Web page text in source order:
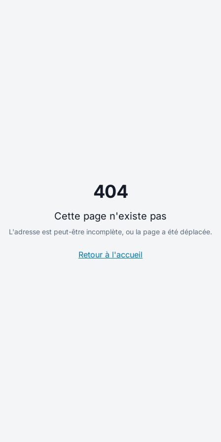
404
Cette page n'existe pas
L'adresse est peut-être incomplète, ou la page a été déplacée.
Retour à l'accueil